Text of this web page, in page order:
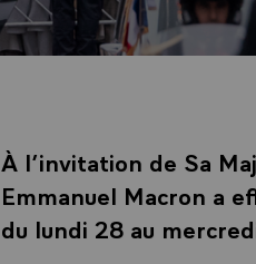
À l’invitation de Sa
Emmanuel Macron a
du lundi 28 au